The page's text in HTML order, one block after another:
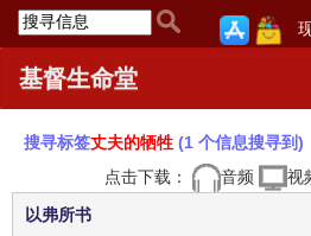
基督生命堂
搜寻标签丈夫的牺牲 (1 个信息搜寻到)
点击下载：
音频 视
以弗所书